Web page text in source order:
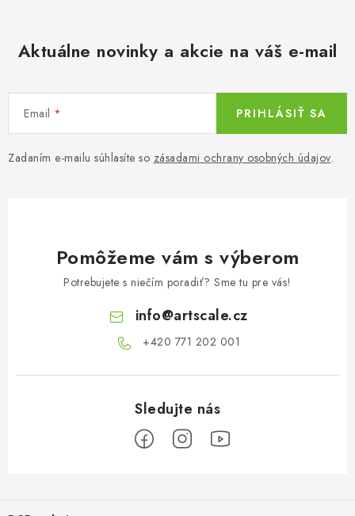
Aktuálne novinky a akcie na váš e-mail
Email
Zadaním e-mailu súhlasíte so zásadami ochrany osobných údajov.
PRIHLÁSIŤ SA
Pomôžeme vám s výberom
Potrebujete s niečím poradiť? Sme tu pre vás!
info@artscale.cz
+420 771 202 001​